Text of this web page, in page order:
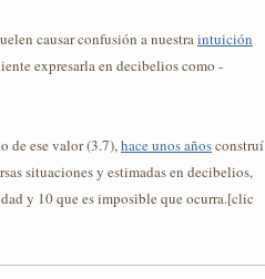
causar confusión a nuestraintuición
expresarla en decibelios como -
de ese valor (3.7),hace unos añosconstruí
situaciones y estimadas en decibelios,
y 10 que es imposible que ocurra.[clic